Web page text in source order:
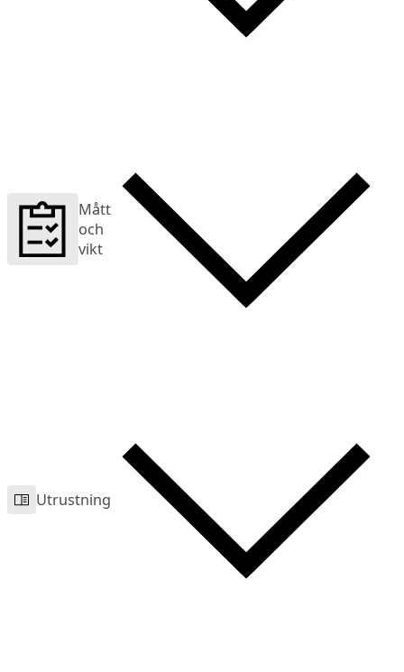
Mått
och
vikt
Utrustning